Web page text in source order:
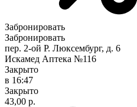
Забронировать
Забронировать
пер. 2-ой Р. Люксембург, д. 6
Искамед Аптека №116
Закрыто
в 16:47
Закрыто
43,00 р.